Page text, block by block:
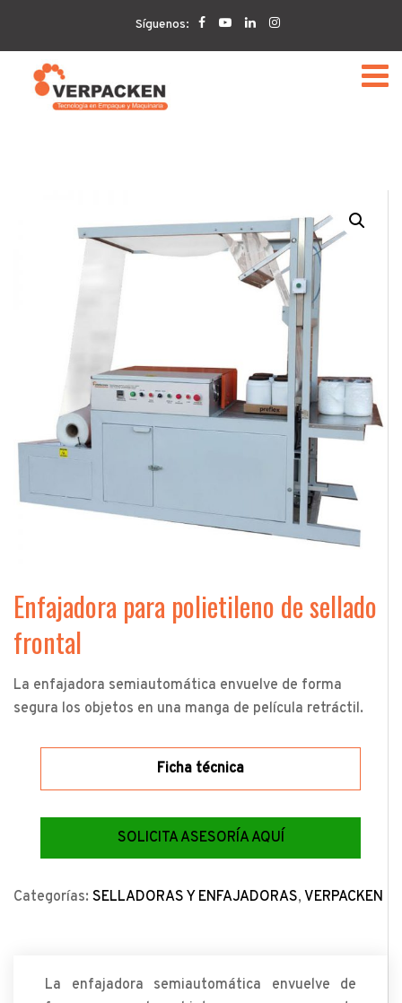
Síguenos:
Enfajadora para polietileno de sellado
frontal
La enfajadora semiautomática envuelve de forma
segura los objetos en una manga de película retráctil.
Ficha técnica
SOLICITA ASESORÍA AQUÍ
Categorías: SELLADORAS Y ENFAJADORAS, VERPACKEN
La enfajadora semiautomática envuelve de